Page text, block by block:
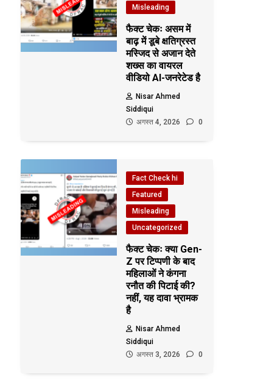
Misleading
फैक्ट चेकः असम में
बाढ़ में डूबे क्षतिग्रस्त
मस्जिद से अजान देते
शख्स का वायरल
वीडियो AI-जनरेटेड है
Nisar Ahmed
Siddiqui
अगस्त 4, 2026
0
Fact Check hi
Featured
Misleading
Uncategorized
फैक्ट चेकः क्या Gen-
Z पर टिप्पणी के बाद
महिलाओं ने कंगना
रनौत की पिटाई की?
नहीं, यह दावा भ्रामक
है
Nisar Ahmed
Siddiqui
अगस्त 3, 2026
0